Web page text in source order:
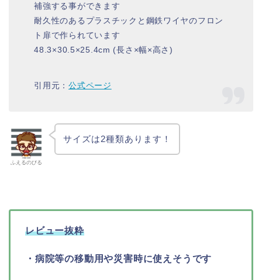
補強する事ができます
耐久性のあるプラスチックと鋼鉄ワイヤのフロン
ト扉で作られています
48.3×30.5×25.4cm (長さ×幅×高さ)
引用元：公式ページ
ふえるのびる
サイズは2種類あります！
レビュー抜粋
・病院等の移動用や災害時に使えそうです